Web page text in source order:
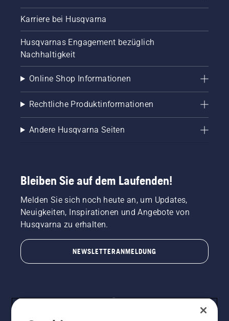
Karriere bei Husqvarna
Husqvarnas Engagement bezüglich
Nachhaltigkeit
Online Shop Informationen
Rechtliche Produktinformationen
Andere Husqvarna Seiten
Bleiben Sie auf dem Laufenden!
Melden Sie sich noch heute an, um Updates,
Neuigkeiten, Inspirationen und Angebote von
Husqvarna zu erhalten.
NEWSLETTERANMELDUNG